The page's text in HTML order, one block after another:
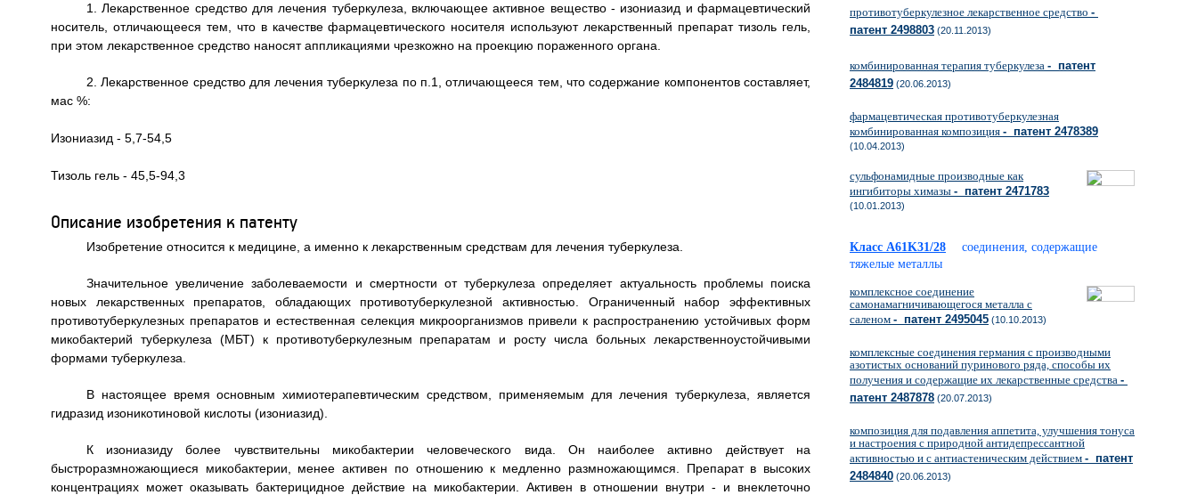
1. Лекарственное средство для лечения туберкулеза, включающее активное вещество - изониазид и фармацевтический
носитель, отличающееся тем, что в качестве фармацевтического носителя используют лекарственный препарат тизоль гель,
при этом лекарственное средство наносят аппликациями чрезкожно на проекцию пораженного органа.
2. Лекарственное средство для лечения туберкулеза по п.1, отличающееся тем, что содержание компонентов составляет,
мас %:
Изониазид - 5,7-54,5
Тизоль гель - 45,5-94,3
Описание изобретения к патенту
Изобретение относится к медицине, а именно к лекарственным средствам для лечения туберкулеза.
Значительное увеличение заболеваемости и смертности от туберкулеза определяет актуальность проблемы поиска
новых лекарственных препаратов, обладающих противотуберкулезной активностью. Ограниченный набор эффективных
противотуберкулезных препаратов и естественная селекция микроорганизмов привели к распространению устойчивых форм
микобактерий туберкулеза (МБТ) к противотуберкулезным препаратам и росту числа больных лекарственноустойчивыми
формами туберкулеза.
В настоящее время основным химиотерапевтическим средством, применяемым для лечения туберкулеза, является
гидразид изоникотиновой кислоты (изониазид).
К изониазиду более чувствительны микобактерии человеческого вида. Он наиболее активно действует на
быстроразмножающиеся микобактерии, менее активен по отношению к медленно размножающимся. Препарат в высоких
концентрациях может оказывать бактерицидное действие на микобактерии. Активен в отношении внутри - и внеклеточно
противотуберкулезное лекарственное средство -
патент 2498803 (20.11.2013)
комбинированная терапия туберкулеза - патент
2484819 (20.06.2013)
фармацевтическая противотуберкулезная
комбинированная композиция - патент 2478389
(10.04.2013)
сульфонамидные производные как
ингибиторы химазы - патент 2471783
(10.01.2013)
Класс A61K31/28
соединения, содержащие
тяжелые металлы
комплексное соединение
самонамагничивающегося металла с
саленом - патент 2495045 (10.10.2013)
комплексные соединения германия с производными
азотистых оснований пуринового ряда, способы их
получения и содержащие их лекарственные средства -
патент 2487878 (20.07.2013)
композиция для подавления аппетита, улучшения тонуса
и настроения с природной антидепрессантной
активностью и с антиастеническим действием - патент
2484840 (20.06.2013)